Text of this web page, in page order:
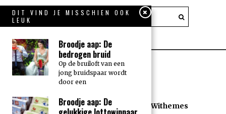
All rights reserved. Designed by Withemes
DIT VIND JE MISSCHIEN OOK
LEUK
Broodje aap: De
bedrogen bruid
Op de bruiloft van een
jong bruidspaar wordt
door een
Broodje aap: De